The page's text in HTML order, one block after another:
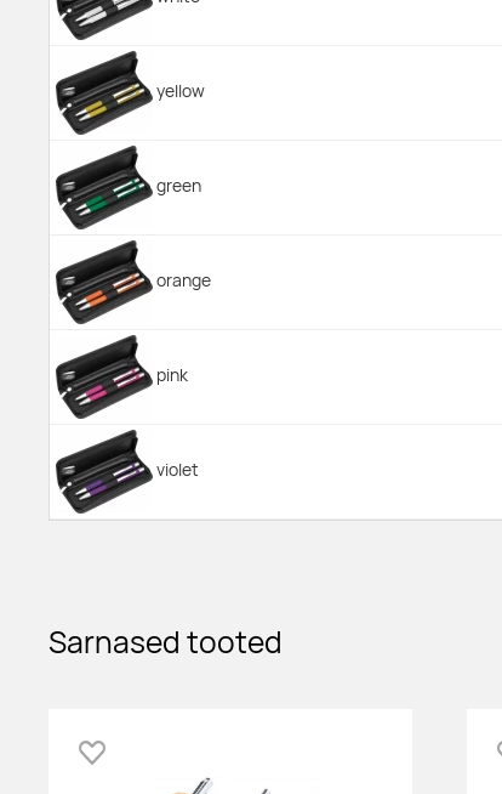
yellow
green
orange
pink
violet
light green
Sarnased tooted
Lisa lemmikuks